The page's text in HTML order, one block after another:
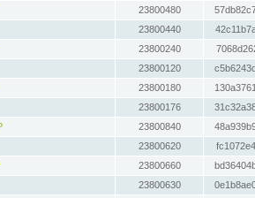
23800480
23800440
23800240
23800120
23800180
23800176
23800840
23800620
23800660
23800630